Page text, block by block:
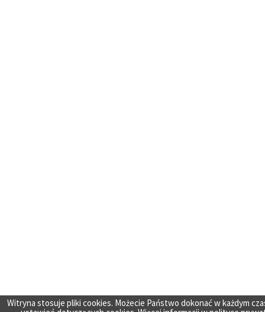
Witryna stosuje pliki cookies. Możecie Państwo dokonać w każdym